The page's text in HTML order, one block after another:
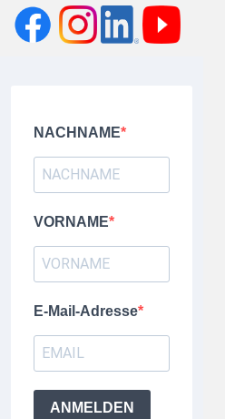
NACHNAME
VORNAME
E-Mail-Adresse
ANMELDEN